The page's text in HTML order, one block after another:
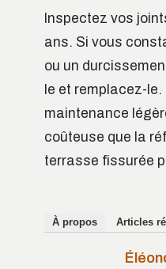
Inspectez vos
ans. Si vous
ou un
le et remplacez-
maintenance
coûteuse que la
terrasse fissurée
À propos Articles